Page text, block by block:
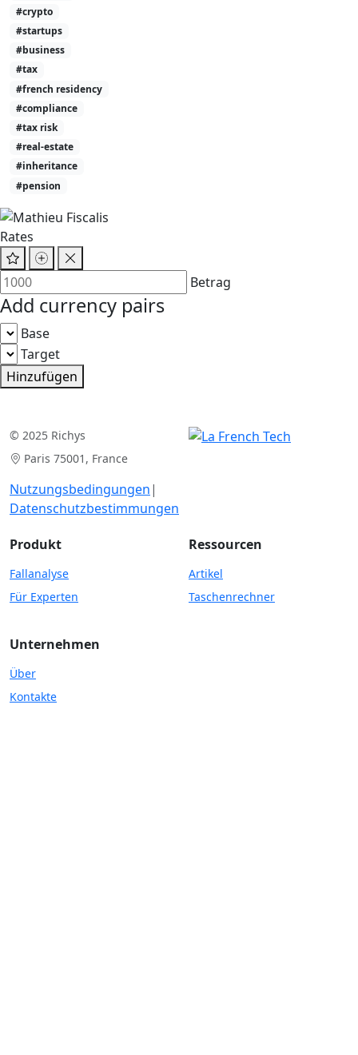
#crypto
#startups
#business
#tax
#french residency
#compliance
#tax risk
#real-estate
#inheritance
#pension
Rates
Betrag
Add currency pairs
Base
Target
Hinzufügen
© 2025 Richys
Paris 75001, France
Nutzungsbedingungen|
Datenschutzbestimmungen
Produkt
Fallanalyse
Für Experten
Ressourcen
Artikel
Taschenrechner
Unternehmen
Über
Kontakte